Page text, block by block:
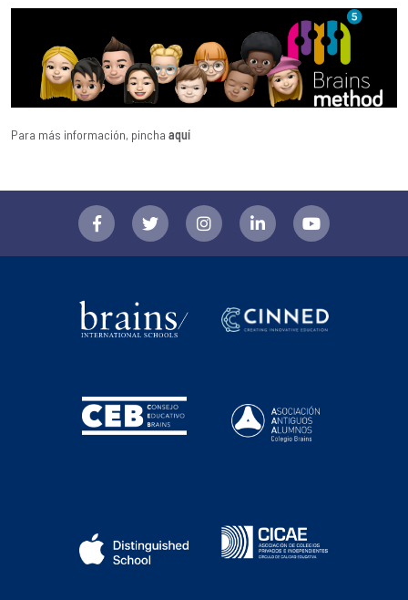
Para más información, pincha aquí